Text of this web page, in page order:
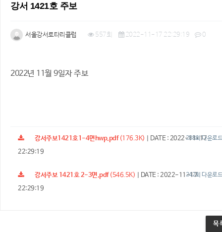
강서 1421호 주보
서울강서로타리클럽 557회 2022-11-17 22:29:19 0
2022년 11월 9일자 주보
강서주보1421호1-4면hwp.pdf(176.3K) 288회 다운로드
DATE : 2022-11-17
22:29:19
강서주보 1421호 2-3면.pdf(546.5K) 242회 다운로드
DATE : 2022-11-17
22:29:19
목